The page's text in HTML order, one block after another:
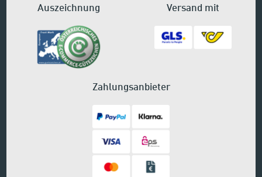
Auszeichnung Versand mit
Zahlungsanbieter